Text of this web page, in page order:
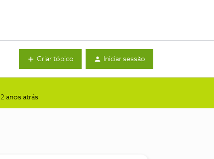
Criar tópico Iniciar sessão
2 anos atrás